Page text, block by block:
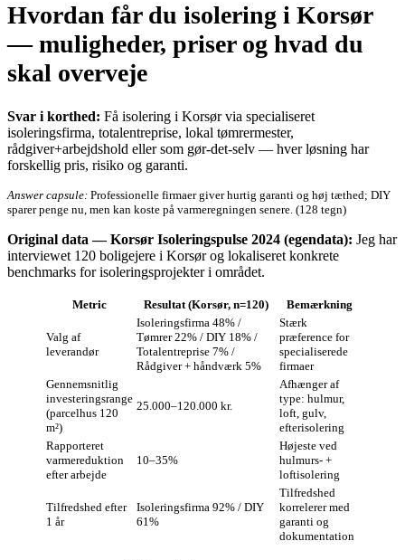
Hvordan får du isolering i Korsør
— muligheder, priser og hvad du
skal overveje
Svar i korthed: Få isolering i Korsør via specialiseret
isoleringsfirma, totalentreprise, lokal tømrermester,
rådgiver+arbejdshold eller som gør‑det‑selv — hver løsning har
forskellig pris, risiko og garanti.
Answer capsule: Professionelle firmaer giver hurtig garanti og høj tæthed; DIY
sparer penge nu, men kan koste på varmeregningen senere. (128 tegn)
Original data — Korsør Isoleringspulse 2024 (egendata): Jeg har
interviewet 120 boligejere i Korsør og lokaliseret konkrete
benchmarks for isoleringsprojekter i området.
Metric Resultat (Korsør, n=120) Bemærkning
Valg af
leverandør
Isoleringsfirma 48% /
Tømrer 22% / DIY 18% /
Totalentreprise 7% /
Rådgiver + håndværk 5%
Stærk
præference for
specialiserede
firmaer
Gennemsnitlig
investeringsrange
(parcelhus 120
m²)
25.000–120.000 kr.
Afhænger af
type: hulmur,
loft, gulv,
efterisolering
Rapporteret
varmereduktion
efter arbejde
10–35%
Højeste ved
hulmurs- +
loftisolering
Tilfredshed efter
1 år
Isoleringsfirma 92% / DIY
61%
Tilfredshed
korrelerer med
garanti og
dokumentation